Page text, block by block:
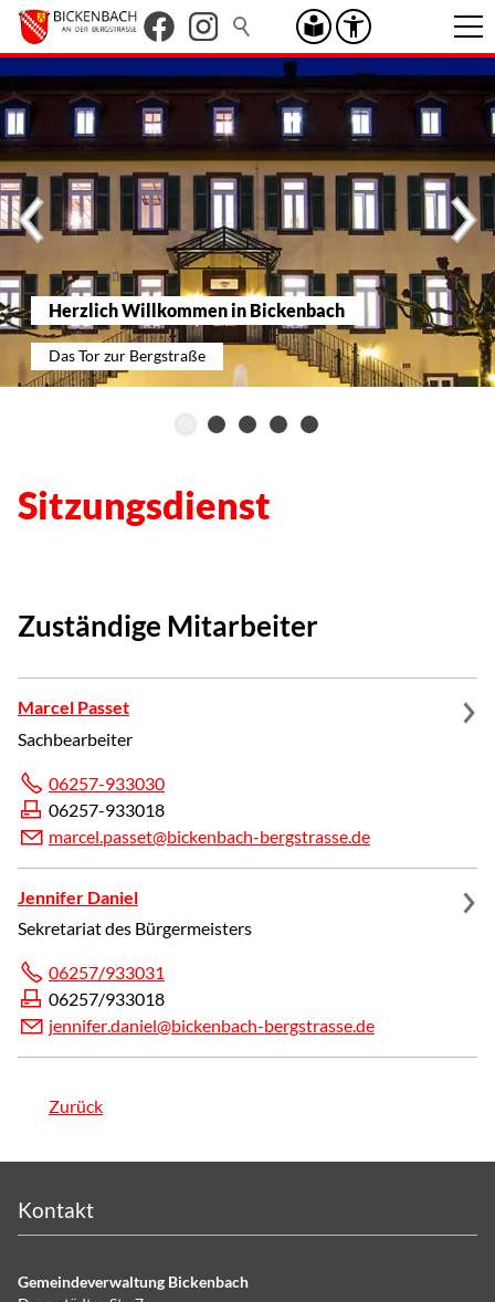
Herzlich Willkommen in Bickenbach
Das Tor zur Bergstraße
Sitzungsdienst
Zuständige Mitarbeiter
Marcel Passet
Sachbearbeiter
06257-933030
06257-933018
m rc l p ss t b ck nb ch-b rgstr ss d
Jennifer Daniel
Sekretariat des Bürgermeisters
06257/933031
06257/933018
j nn f rd n l b ck nb ch-b rgstr ss d
Zurück
Kontakt
Gemeindeverwaltung Bickenbach